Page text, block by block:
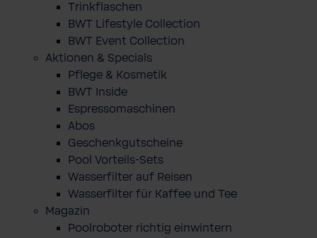
Trinkflaschen
BWT Lifestyle Collection
BWT Event Collection
Aktionen & Specials
Pflege & Kosmetik
BWT Inside
Espressomaschinen
Abos
Geschenkgutscheine
Pool Vorteils-Sets
Wasserfilter auf Reisen
Wasserfilter für Kaffee und Tee
Magazin
Poolroboter richtig einwintern